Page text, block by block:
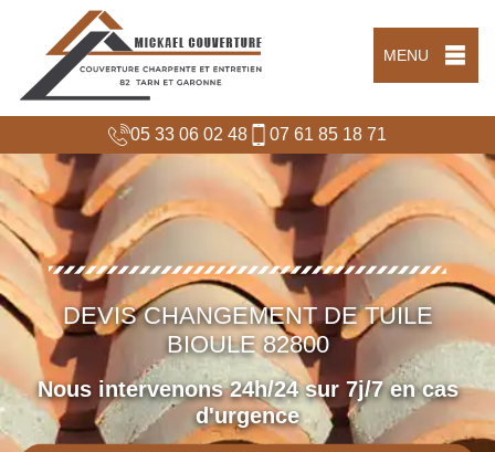
MENU
05 33 06 02 48 07 61 85 18 71
DEVIS CHANGEMENT DE TUILE
BIOULE 82800
Nous intervenons 24h/24 sur 7j/7 en cas
d'urgence